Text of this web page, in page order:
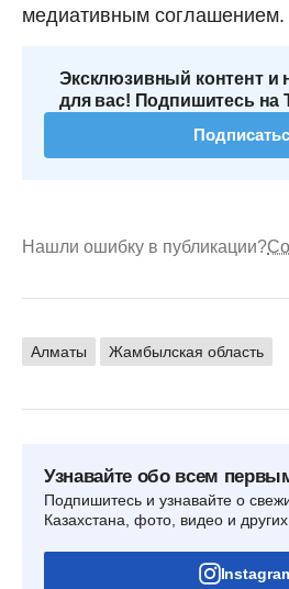
медиативным соглашением.
Эксклюзивный контент и
для вас! Подпишитесь на
Нашли ошибку в публикации?
Алматы Жамбылская область
Узнавайте обо всем
Подпишитесь и узнавайте о
Казахстана, фото, видео и